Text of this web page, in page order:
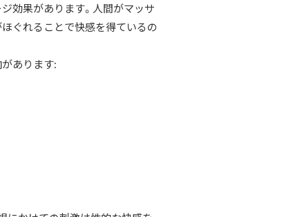
効果があります。人間がマッサ
ぐれることで快感を得ているの
あります: